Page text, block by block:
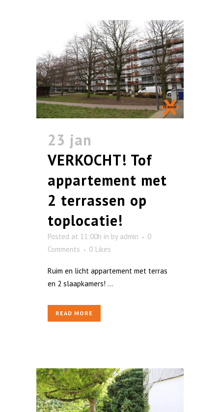
23 jan
VERKOCHT! Tof
appartement met
2 terrassen op
toplocatie!
Posted at 11:00h in by admin
0
Comments
0 Likes
Ruim en licht appartement met terras
en 2 slaapkamers! ...
READ MORE